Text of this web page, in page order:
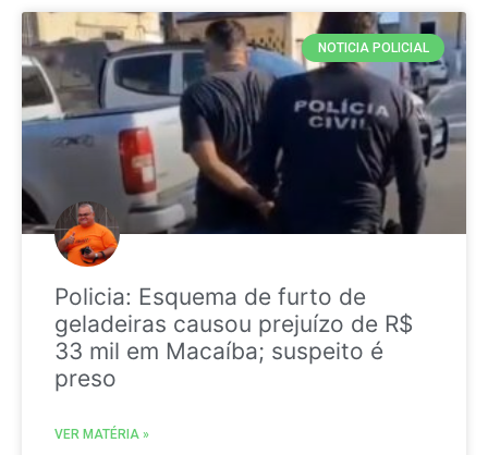
NOTICIA POLICIAL
Policia: Esquema de furto de
geladeiras causou prejuízo de R$
33 mil em Macaíba; suspeito é
preso
VER MATÉRIA »